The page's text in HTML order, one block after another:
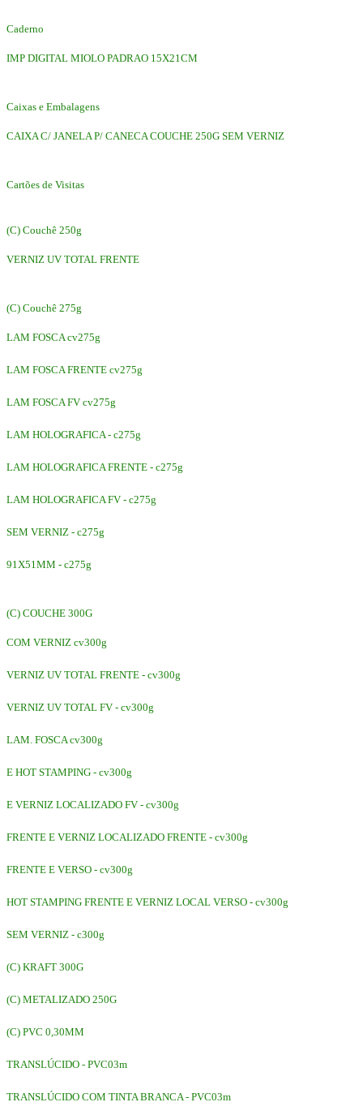
Caderno
IMP DIGITAL MIOLO PADRAO 15X21CM
Caixas e Embalagens
CAIXA C/ JANELA P/ CANECA COUCHE 250G SEM VERNIZ
Cartões de Visitas
(C) Couchê 250g
VERNIZ UV TOTAL FRENTE
(C) Couchê 275g
LAM FOSCA cv275g
LAM FOSCA FRENTE cv275g
LAM FOSCA FV cv275g
LAM HOLOGRAFICA - c275g
LAM HOLOGRAFICA FRENTE - c275g
LAM HOLOGRAFICA FV - c275g
SEM VERNIZ - c275g
91X51MM - c275g
(C) COUCHE 300G
COM VERNIZ cv300g
VERNIZ UV TOTAL FRENTE - cv300g
VERNIZ UV TOTAL FV - cv300g
LAM. FOSCA cv300g
E HOT STAMPING - cv300g
E VERNIZ LOCALIZADO FV - cv300g
FRENTE E VERNIZ LOCALIZADO FRENTE - cv300g
FRENTE E VERSO - cv300g
HOT STAMPING FRENTE E VERNIZ LOCAL VERSO - cv300g
SEM VERNIZ - c300g
(C) KRAFT 300G
(C) METALIZADO 250G
(C) PVC 0,30MM
TRANSLÚCIDO - PVC03m
TRANSLÚCIDO COM TINTA BRANCA - PVC03m